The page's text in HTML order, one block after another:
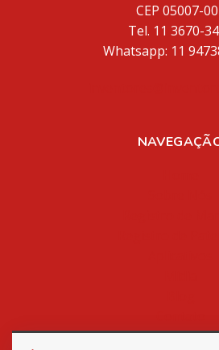
CEP 05007-
Tel. 11 3670-
Whatsapp: 11
Política de